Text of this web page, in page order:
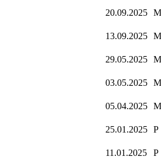
20.09.2025 M
13.09.2025 M
29.05.2025 M
03.05.2025 M
05.04.2025 M
25.01.2025 P
11.01.2025
P